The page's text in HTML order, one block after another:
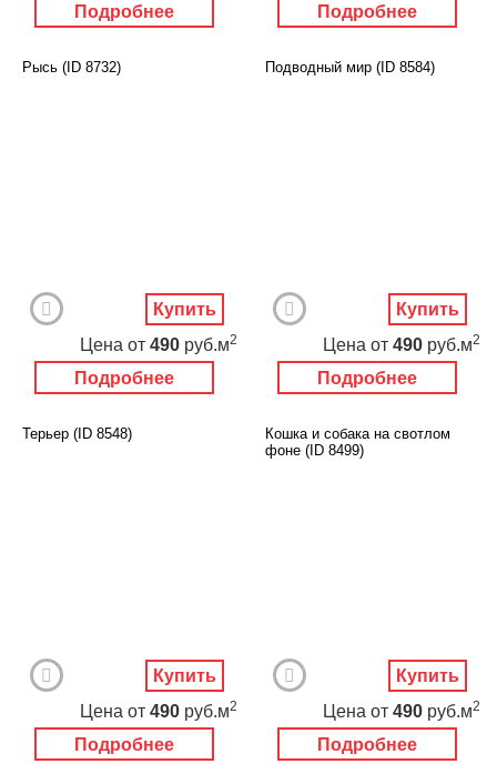
Подробнее Подробнее
Рысь (ID 8732)
Подробнее
Цена от 490 руб.м2
Купить
Подводный мир (ID 8584)
Подробнее
Цена от 490 руб.м2
Купить
Терьер (ID 8548)
Подробнее
Цена от 490 руб.м2
Купить
Кошка и собака на свотлом
фоне (ID 8499)
Подробнее
Цена от 490 руб.м2
Купить